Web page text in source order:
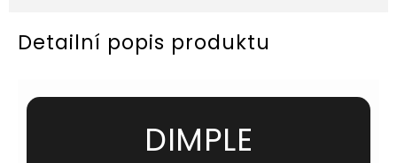
Detailní popis produktu
DIMPLE